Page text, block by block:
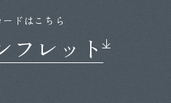
ドはこちら
フレット